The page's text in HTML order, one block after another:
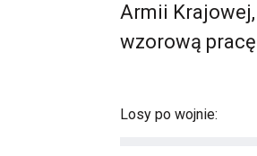
Armii
wzorową
Losy po wojnie: